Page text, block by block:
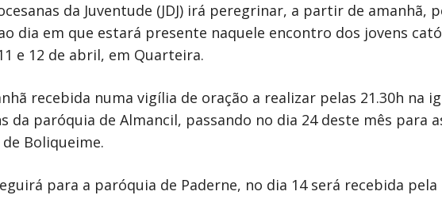
da Juventude (JDJ) irá peregrinar, a partir de
dia em que estará presente naquele encontro dos jovens
e 12 de abril, em Quarteira.
recebida numa vigília de oração a realizar pelas 21.30h na
da paróquia de Almancil, passando no dia 24 deste mês para
Boliqueime.
para a paróquia de Paderne, no dia 14 será recebida